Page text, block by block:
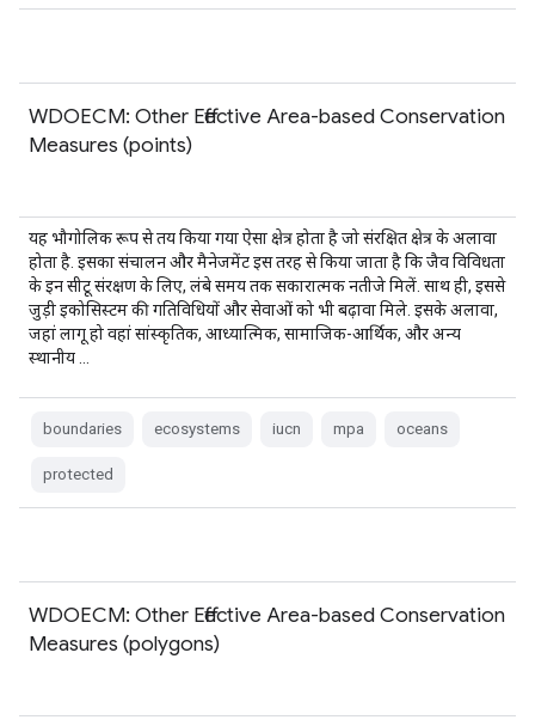
WDOECM: Other Effective Area-based Conservation
Measures (points)
यह भौगोलिक रूप से तय किया गया ऐसा क्षेत्र होता है जो संरक्षित क्षेत्र के अलावा
होता है. इसका संचालन और मैनेजमेंट इस तरह से किया जाता है कि जैव विविधता
के इन सीटू संरक्षण के लिए, लंबे समय तक सकारात्मक नतीजे मिलें. साथ ही, इससे
जुड़ी इकोसिस्टम की गतिविधियों और सेवाओं को भी बढ़ावा मिले. इसके अलावा,
जहां लागू हो वहां सांस्कृतिक, आध्यात्मिक, सामाजिक-आर्थिक, और अन्य
स्थानीय …
boundaries ecosystems iucn mpa oceans
protected
WDOECM: Other Effective Area-based Conservation
Measures (polygons)